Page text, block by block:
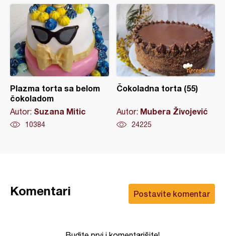
Plazma torta sa belom
čokoladom
Autor: Suzana Mitic
10384
Čokoladna torta (55)
Autor: Mubera Živojević
24225
Postavite komentar
Komentari